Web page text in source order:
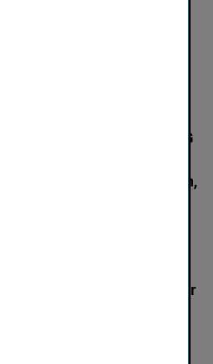
INSURANCE GROUP AG
hat sich zur
den 15. Mai 2020 geplanten,
entschlossen.
Hauptver­sammlung wird
derzeit noch ungewisse
und die dafür
klarer abschätzbar